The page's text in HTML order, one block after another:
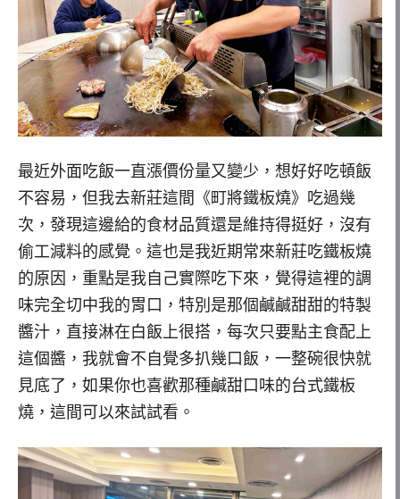
最近外面吃飯一直漲價份量又變少，想好好吃頓飯
不容易，但我去新莊這間《町將鐵板燒》吃過幾
次，發現這邊給的食材品質還是維持得挺好，沒有
偷工減料的感覺。這也是我近期常來新莊吃鐵板燒
的原因，重點是我自己實際吃下來，覺得這裡的調
味完全切中我的胃口，特別是那個鹹鹹甜甜的特製
醬汁，直接淋在白飯上很搭，每次只要點主食配上
這個醬，我就會不自覺多扒幾口飯，一整碗很快就
見底了，如果你也喜歡那種鹹甜口味的台式鐵板
燒，這間可以來試試看。